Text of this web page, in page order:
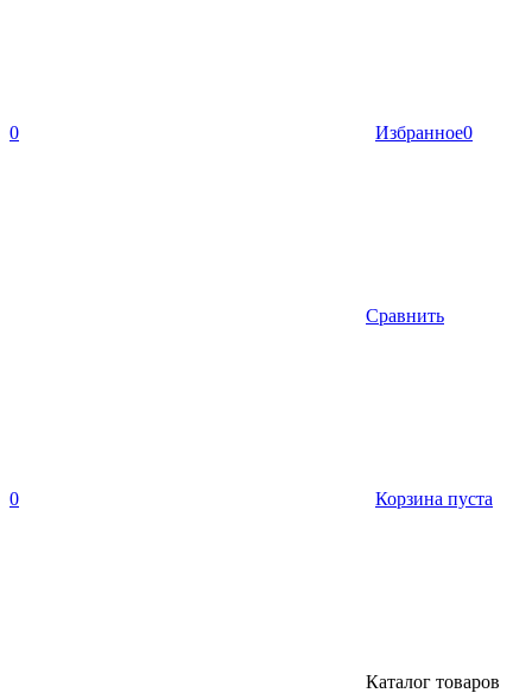
0 Избранное0
Сравнить
0 Корзина пуста
Каталог товаров